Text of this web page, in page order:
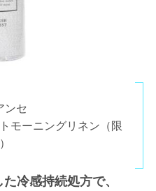
ンセ
モーニングリネン（限
冷感持続処方で、